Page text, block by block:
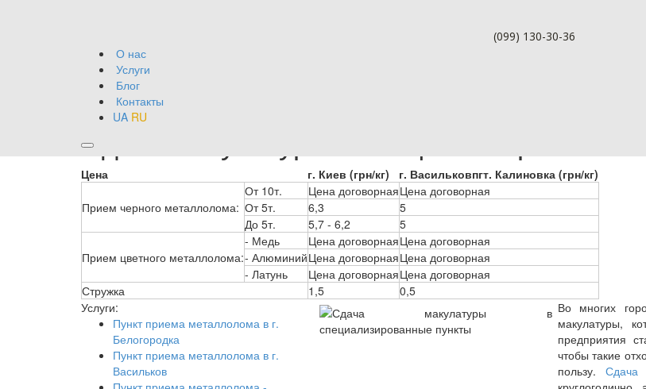
(099) 130-30-36
О нас
Услуги
Блог
Контакты
UA RU
Сдача макулатуры в специализированные
Цена г. Киев (грн/кг) г. Васильковпгт. Калиновка (грн/кг)
Прием черного металлолома:
От 10т. Цена договорнаяЦена договорная
От 5т.
6,3
5
До 5т.
5,7 - 6,2 5
Прием цветного металлолома:
- Медь Цена договорнаяЦена договорная
- АлюминийЦена договорнаяЦена договорная
- Латунь
Цена договорнаяЦена договорная
Стружка
1,5
0,5
Услуги:
Пункт приема металлолома в г.
Белогородка
Пункт приема металлолома в г.
Васильков
Во многих
макулатуры,
предприятия
чтобы такие
пользу. Сдача